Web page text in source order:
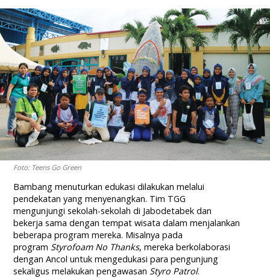
Foto: Teens Go Green
Bambang menuturkan edukasi dilakukan melalui
pendekatan yang menyenangkan. Tim TGG
mengunjungi sekolah-sekolah di Jabodetabek dan
bekerja sama dengan tempat wisata dalam menjalankan
beberapa program mereka. Misalnya pada
program Styrofoam No Thanks, mereka berkolaborasi
dengan Ancol untuk mengedukasi para pengunjung
sekaligus melakukan pengawasan Styro Patrol.